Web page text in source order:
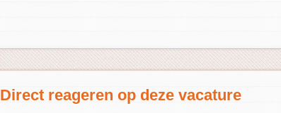
Direct reageren op deze vacature